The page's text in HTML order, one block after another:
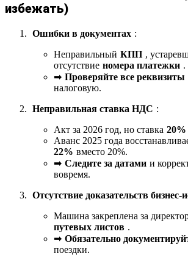
избежать)
Ошибки в документах :
Неправильный КПП ,
отсутствие номера платежки .
➡ Проверяйте все реквизиты
налоговую.
Неправильная ставка НДС :
Акт за 2026 год, но ставка 20%
Аванс 2025 года
22% вместо 20%.
➡ Следите за датами и
вовремя.
Отсутствие доказательств бизнес-
Машина закреплена за
путевых листов .
➡ Обязательно
поездки.